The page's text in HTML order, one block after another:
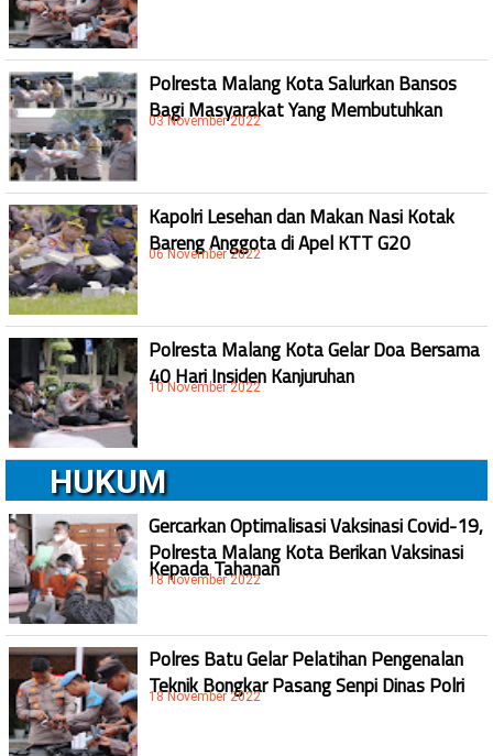
Polresta Malang Kota Salurkan Bansos
Bagi Masyarakat Yang Membutuhkan
03 November 2022
Kapolri Lesehan dan Makan Nasi Kotak
Bareng Anggota di Apel KTT G20
06 November 2022
Polresta Malang Kota Gelar Doa Bersama
40 Hari Insiden Kanjuruhan
10 November 2022
HUKUM
Gercarkan Optimalisasi Vaksinasi Covid-19,
Polresta Malang Kota Berikan Vaksinasi
Kepada Tahanan
18 November 2022
Polres Batu Gelar Pelatihan Pengenalan
Teknik Bongkar Pasang Senpi Dinas Polri
18 November 2022